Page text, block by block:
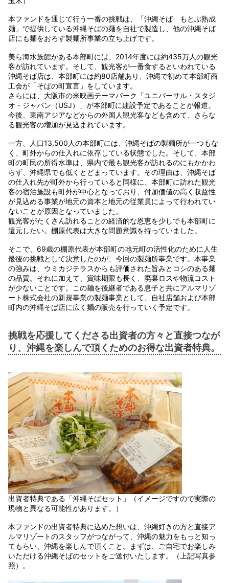
本ファンドを通じて行う一番の挑戦は、「沖縄そば もとぶ熟成
麺」で提供している沖縄そばの麺を自社で製造し、他の沖縄そば
店にも麺をおろす製麺所事業の立ち上げです。
美ら海水族館がある本部町には、2014年度には約435万人の観光
客が訪れています。そして、観光客が一番食するといわれている
沖縄そば店は、本部町には約80店舗あり、沖縄で初めて本部町商
工会が「そばの町宣言」をしています。
さらには、大阪市の米映画テーマパーク「ユニバーサル・スタジ
オ・ジャパン（USJ）」が本部町に建設予定であることが報道。
今後、東南アジアなどからの外国人観光客なども含めて、さらな
る観光客の増加が見込まれています。
一方、人口13,500人の本部町には、沖縄そばの製麺所が一つもな
く、町外からの仕入れに依存している状態でした。そして、本部
町の町民の所得水準は、県内で最も観光客が訪れるのにもかかわ
らず、沖縄県でも低くとどまっています。その理由は、沖縄そば
の仕入れ先が町外から行っていると同様に、本部町に訪れた観光
客の宿泊施設も町外が中心となっており、付加価値の高く収益性
が見込める事業が地元の資本と地元の従業員によって行われてい
ないことが原因となっていました。
観光客がたくさん訪れることの経済的な恩恵を少しでも本部町に
還元したい。棚原代表は大きな問題意識を持っていました。
そこで、69歳の棚原代表が本部町の地元町の活性化のために人生
最後の挑戦として決意したのが、今回の製麺所事業です。本事業
の強みは、ウミカジテラスからも評価された旨みとコシのある麺
の品質。それに加えて、賞味期限も長く、廃棄ロスや物流コスト
が少ないことです。この麺を後継者である息子と共にアルマリゾ
ート株式会社の新規事業の製麺事業として、自社店舗および本部
町内の沖縄そば店に広く麺の販売を行っていく予定です。
挑戦を応援してくださる出資者の方々と直接つなが
り、沖縄を楽しんで頂くためのお得な出資者特典。
出資者特典である「沖縄そばセット」（イメージですので実際の
現物と異なる可能性があります。）
本ファンドの出資者特典に込めた想いは、沖縄好きの方と直接ア
ルマリゾートのスタッフがつながって、沖縄の魅力をもっと知っ
てもらい、沖縄を楽しんで頂くこと。まずは、ご自宅でお楽しみ
いただける沖縄そばのセットをご送付いたします。（上記写真参
照）。